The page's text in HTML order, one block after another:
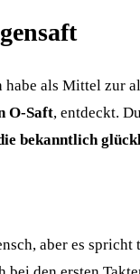
als Mittel
O-Saft, entdeckt.
bekanntlich
aber es